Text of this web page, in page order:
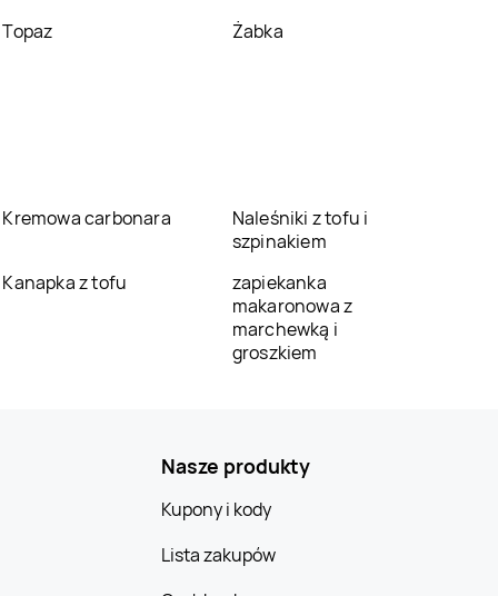
Topaz Żabka
Kremowa carbonara
Naleśniki z tofu i
szpinakiem
Kanapka z tofu
zapiekanka
makaronowa z
marchewką i
groszkiem
Nasze produkty
Kupony i kody
Lista zakupów